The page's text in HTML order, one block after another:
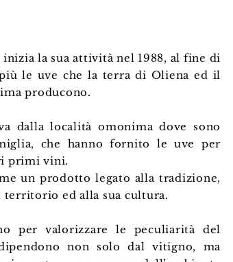
la sua attività nel 1988, al fine di
le uve che la terra di Oliena ed il
producono.
dalla località omonima dove sono
che hanno fornito le uve per
primi vini.
un prodotto legato alla tradizione,
territorio ed alla sua cultura.
per valorizzare le peculiarità del
non solo dal vitigno, ma